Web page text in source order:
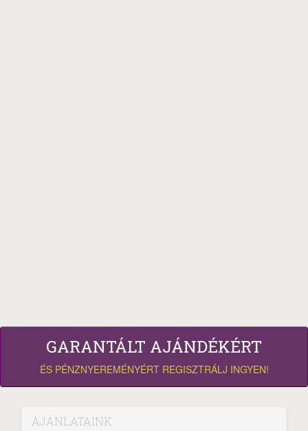
GARANTÁLT AJÁNDÉKÉRT
ÉS PÉNZNYEREMÉNYÉRT REGISZTRÁLJ INGYEN!
AJÁNLATAINK